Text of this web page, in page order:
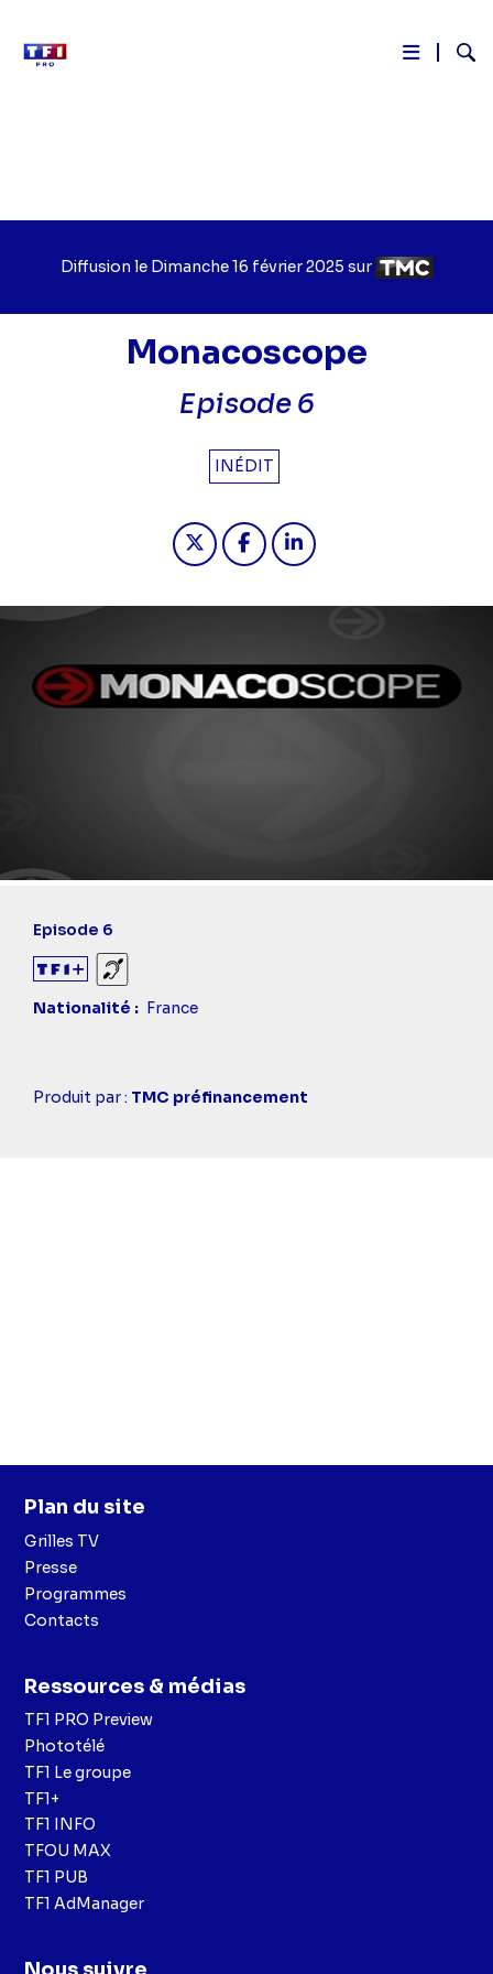
Diffusion le Jour
diffusion
Dimanche 16 février 2025 sur Chaîne
diffusion
Monacoscope
Episode 6
INÉDIT
Partager "2025-02-16 09:03 -
Partager "2025-02-16
Episode 6
Sourds et malentendants
Nationalité
France
Casting
Produit par : TMC préfinancement
Plan du site
Grilles TV
Presse
Programmes
Contacts
Ressources & médias
TF1 PRO Preview
Phototélé
TF1 Le groupe
TF1+
TF1 INFO
TFOU MAX
TF1 PUB
TF1 AdManager